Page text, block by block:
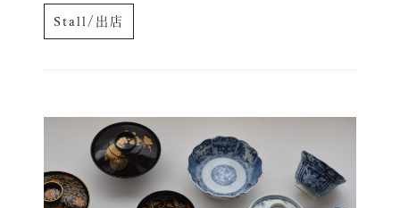
Stall/出店